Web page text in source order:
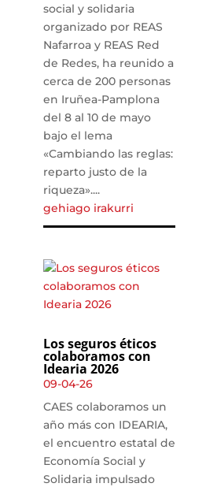
social y solidaria
organizado por REAS
Nafarroa y REAS Red
de Redes, ha reunido a
cerca de 200 personas
en Iruñea-Pamplona
del 8 al 10 de mayo
bajo el lema
«Cambiando las reglas:
reparto justo de la
riqueza»....
gehiago irakurri
Los seguros éticos
colaboramos con
Idearia 2026
09-04-26
CAES colaboramos un
año más con IDEARIA,
el encuentro estatal de
Economía Social y
Solidaria impulsado